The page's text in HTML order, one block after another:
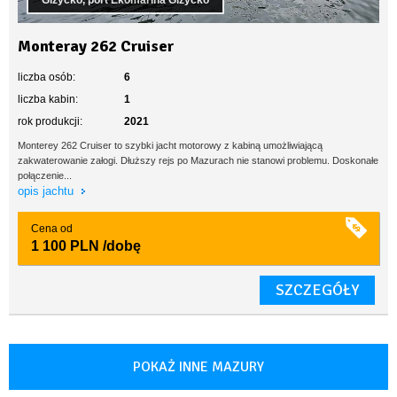
Monteray 262 Cruiser
liczba osób:
6
liczba kabin:
1
rok produkcji:
2021
Monterey 262 Cruiser to szybki jacht motorowy z kabiną umożliwiającą
zakwaterowanie załogi. Dłuższy rejs po Mazurach nie stanowi problemu. Doskonałe
połączenie...
opis jachtu
Cena od
1 100 PLN /dobę
SZCZEGÓŁY
POKAŻ INNE MAZURY